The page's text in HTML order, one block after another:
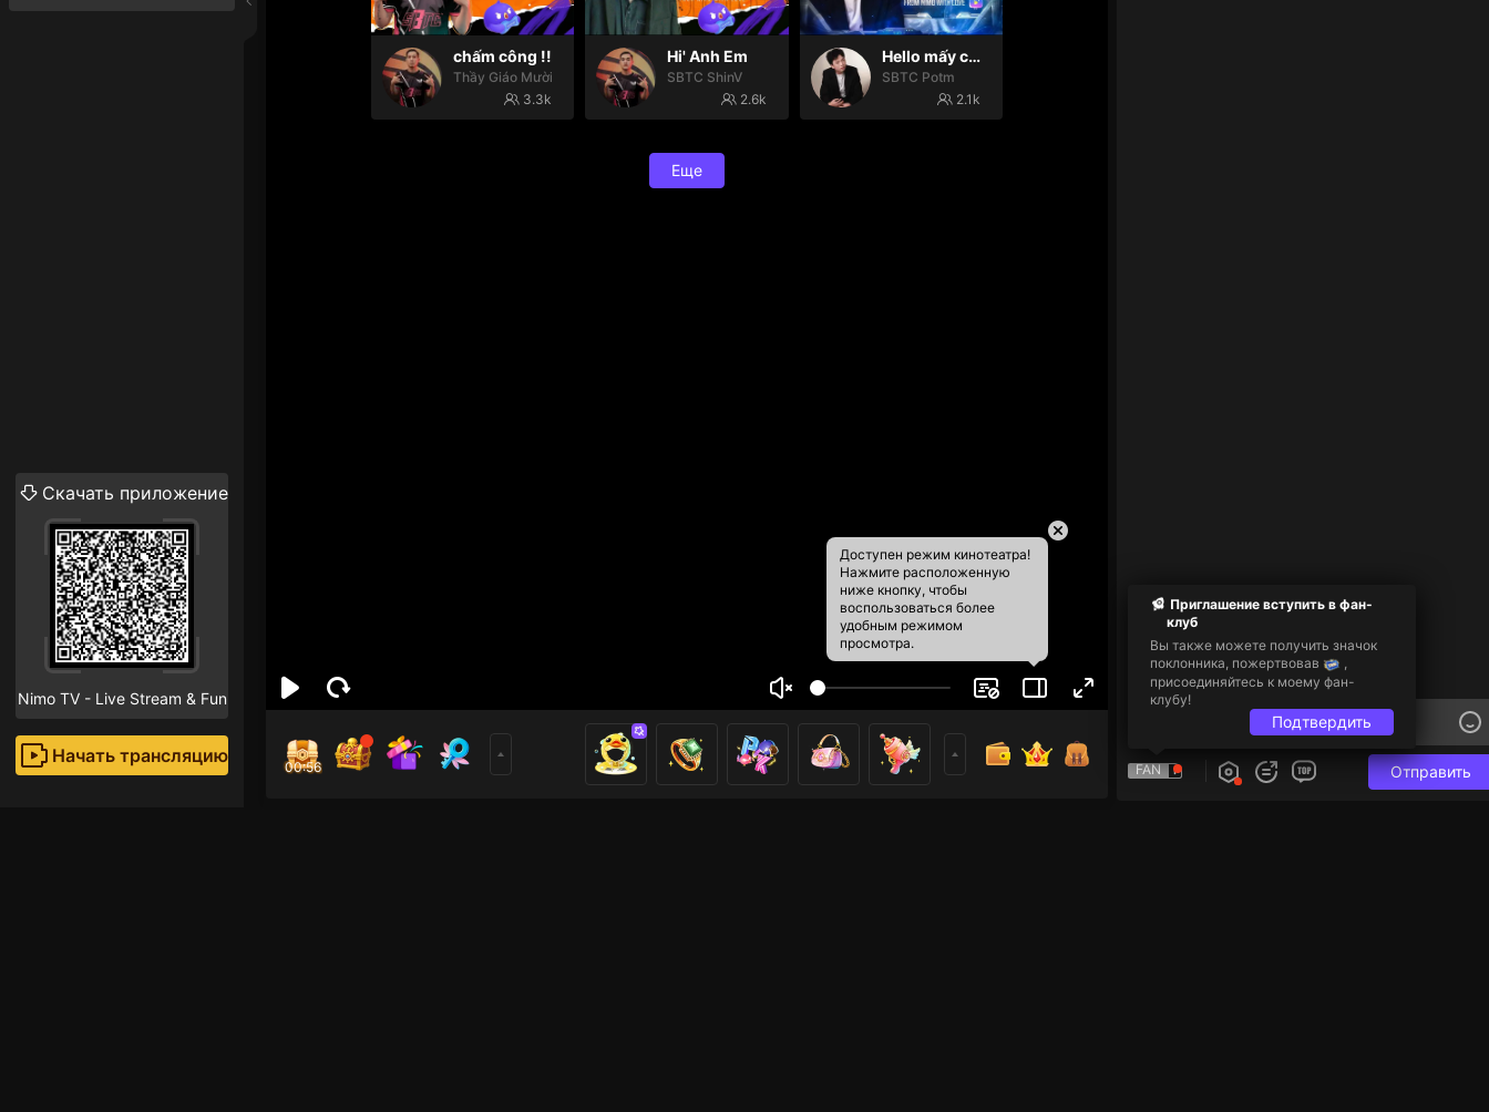
Скачать приложение
Nimo TV - Live Stream & Fun
Начать трансляцию
Доступен режим кинотеатра!
Нажмите расположенную
ниже кнопку, чтобы
воспользоваться более
удобным режимом
просмотра.
chấm công !!
Thầy Giáo Mười
3.3k
Hi' Anh Em
SBTC ShinV
2.6k
Hello mấy cục Zàng nhaaa
SBTC Potm
2.1k
Еще
00:55 FAN Отправить
Приглашение вступить в фан-
клуб
Вы также можете получить значок
поклонника, пожертвовав
,
присоединяйтесь к моему фан-
клубу!
Подтвердить